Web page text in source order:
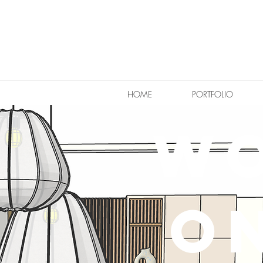
HOME PORTFOLIO